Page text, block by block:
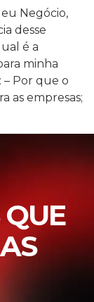
Negócio,
desse
é a
minha
– Por que o
as empresas;
QUE